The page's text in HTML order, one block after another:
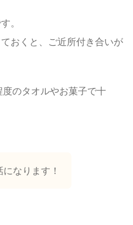
。
おくと、ご近所付き合いが
のタオルやお菓子で十
なります！